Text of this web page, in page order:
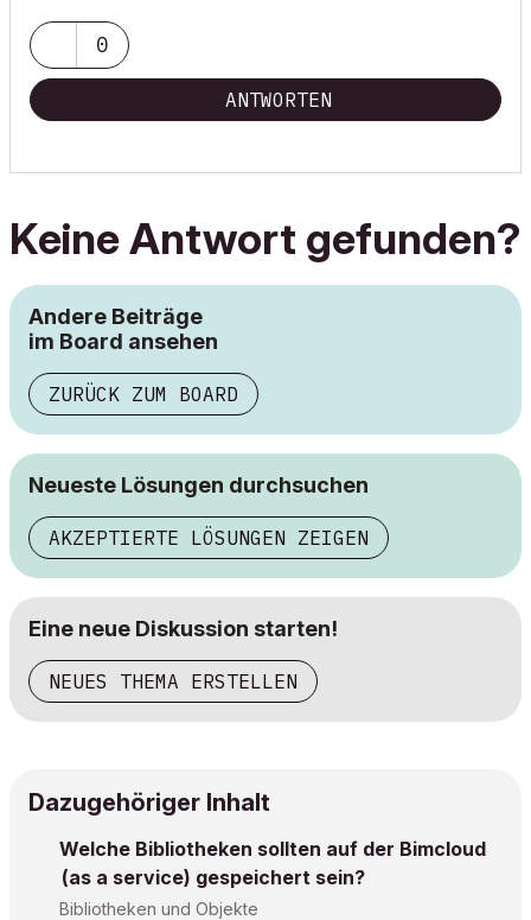
0
ANTWORTEN
Keine Antwort gefunden?
Andere Beiträge
im Board ansehen
ZURÜCK ZUM BOARD
Neueste Lösungen durchsuchen
AKZEPTIERTE LÖSUNGEN ZEIGEN
Eine neue Diskussion starten!
NEUES THEMA ERSTELLEN
Dazugehöriger Inhalt
Welche Bibliotheken sollten auf der Bimcloud
(as a service) gespeichert sein?
Bibliotheken und Objekte